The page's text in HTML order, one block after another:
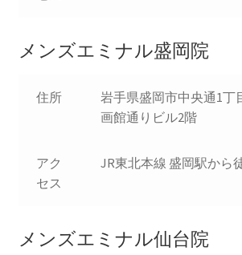
メンズエミナル盛岡院
住所
岩手県盛岡市中央通1丁
画館通りビル2階
アク
セス
JR東北本線 盛岡駅から
メンズエミナル仙台院